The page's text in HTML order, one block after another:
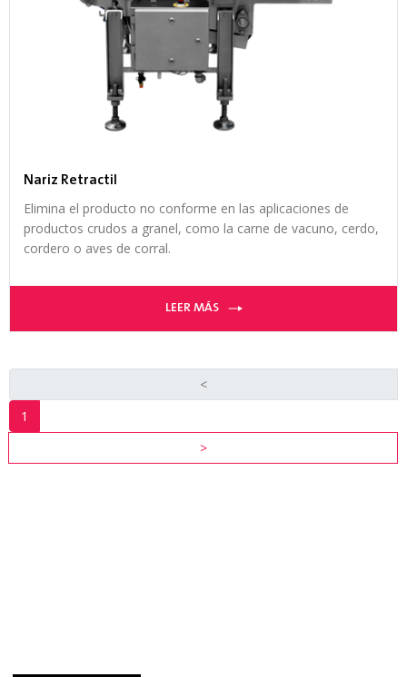
Nariz Retractil
Elimina el producto no conforme en las aplicaciones de
productos crudos a granel, como la carne de vacuno, cerdo,
cordero o aves de corral.
LEER MÁS
<
1
>